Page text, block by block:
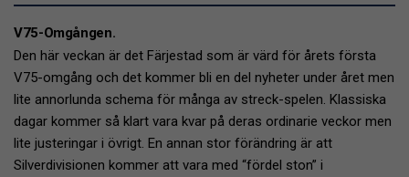
V75-Omgången.
Den här veckan är det Färjestad som är värd för årets första
V75-omgång och det kommer bli en del nyheter under året men
lite annorlunda schema för många av streck-spelen. Klassiska
dagar kommer så klart vara kvar på deras ordinarie veckor men
lite justeringar i övrigt. En annan stor förändring är att
Silverdivisionen kommer att vara med “fördel ston” i